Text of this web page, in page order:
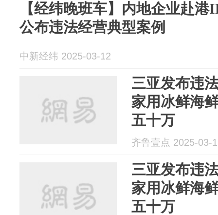
【经纬晚班车】内地企业赴
公布违法经营典型案例
中新经纬 2025-03-12
三亚发布违
家用冰鲜海
五十万
齐鲁壹点 2025-03-
三亚发布违
家用冰鲜海
五十万